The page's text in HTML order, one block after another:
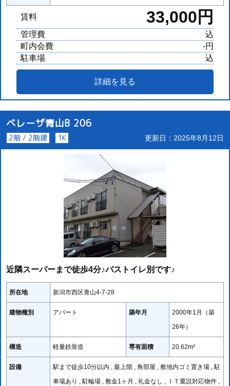
賃料 33,000円
管理費
込
町内会費
-円
駐車場
込
詳細を見る
ベレーザ青山B 206
2階 / 2階建 1K 更新日：2025年8月12日
近隣スーパーまで徒歩4分♪バストイレ別です♪
所在地 新潟市西区青山4-7-28
建物種別 アパート 築年月
2000年1月（築
26年）
構造 軽量鉄骨造 専有面積 20.62m²
設備
駅まで徒歩10分以内 , 最上階 , 角部屋 , 敷地内ゴミ置き場 , 駐
車場あり , 駐輪場 , 敷金1ヶ月 , 礼金なし , ＩＴ重説対応物件 ,